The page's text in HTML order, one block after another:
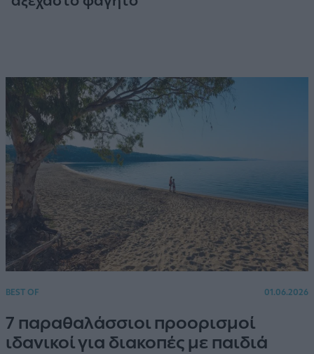
BEST OF 01.06.2026
7 παραθαλάσσιοι προορισμοί
ιδανικοί για διακοπές με παιδιά